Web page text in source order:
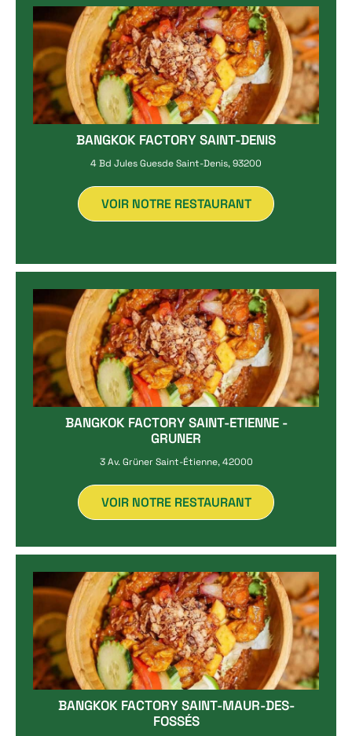
BANGKOK FACTORY SAINT-DENIS
4 Bd Jules Guesde Saint-Denis, 93200
VOIR NOTRE RESTAURANT
BANGKOK FACTORY SAINT-ETIENNE -
GRUNER
3 Av. Grüner Saint-Étienne, 42000
VOIR NOTRE RESTAURANT
BANGKOK FACTORY SAINT-MAUR-DES-
FOSSÉS